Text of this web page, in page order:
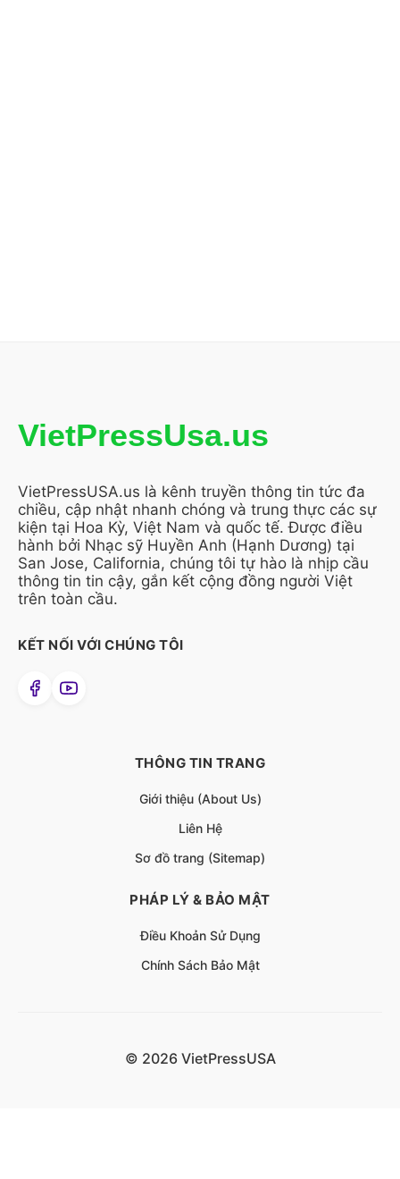
VietPressUsa.us
VietPressUSA.us là kênh truyền thông tin tức đa
chiều, cập nhật nhanh chóng và trung thực các sự
kiện tại Hoa Kỳ, Việt Nam và quốc tế. Được điều
hành bởi Nhạc sỹ Huyền Anh (Hạnh Dương) tại
San Jose, California, chúng tôi tự hào là nhịp cầu
thông tin tin cậy, gắn kết cộng đồng người Việt
trên toàn cầu.
KẾT NỐI VỚI CHÚNG TÔI
THÔNG TIN TRANG
Giới thiệu (About Us)
Liên Hệ
Sơ đồ trang (Sitemap)
PHÁP LÝ & BẢO MẬT
Điều Khoản Sử Dụng
Chính Sách Bảo Mật
© 2026 VietPressUSA